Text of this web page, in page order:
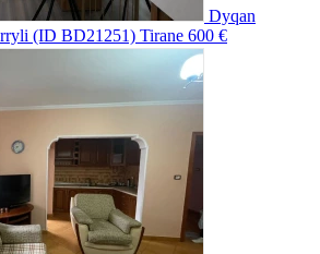
Dyqan
(ID BD21251) Tirane 600 €